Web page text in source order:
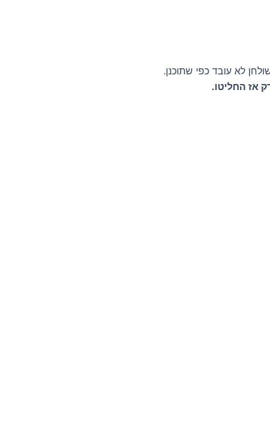
לא עובד כפי שתוכנן.